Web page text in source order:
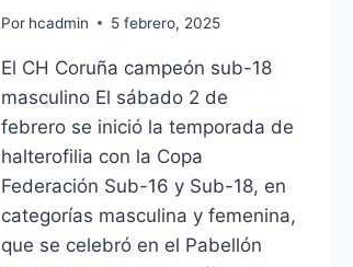
Por hcadmin 5 febrero, 2025
El CH Coruña campeón sub-18
masculino El sábado 2 de
febrero se inició la temporada de
halterofilia con la Copa
Federación Sub-16 y Sub-18, en
categorías masculina y femenina,
que se celebró en el Pabellón